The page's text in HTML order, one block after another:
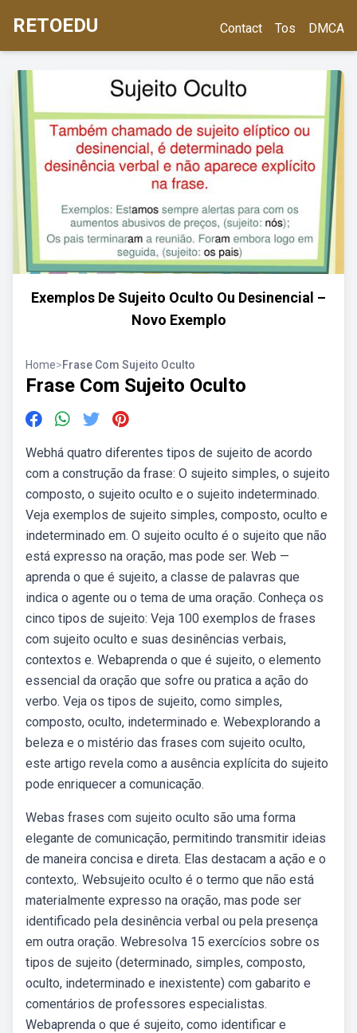
RETOEDU Contact Tos DMCA
Exemplos De Sujeito Oculto Ou Desinencial –
Novo Exemplo
Home>Frase Com Sujeito Oculto
Frase Com Sujeito Oculto
Webhá quatro diferentes tipos de sujeito de acordo
com a construção da frase: O sujeito simples, o sujeito
composto, o sujeito oculto e o sujeito indeterminado.
Veja exemplos de sujeito simples, composto, oculto e
indeterminado em. O sujeito oculto é o sujeito que não
está expresso na oração, mas pode ser. Web —
aprenda o que é sujeito, a classe de palavras que
indica o agente ou o tema de uma oração. Conheça os
cinco tipos de sujeito: Veja 100 exemplos de frases
com sujeito oculto e suas desinências verbais,
contextos e. Webaprenda o que é sujeito, o elemento
essencial da oração que sofre ou pratica a ação do
verbo. Veja os tipos de sujeito, como simples,
composto, oculto, indeterminado e. Webexplorando a
beleza e o mistério das frases com sujeito oculto,
este artigo revela como a ausência explícita do sujeito
pode enriquecer a comunicação.
Webas frases com sujeito oculto são uma forma
elegante de comunicação, permitindo transmitir ideias
de maneira concisa e direta. Elas destacam a ação e o
contexto,. Websujeito oculto é o termo que não está
materialmente expresso na oração, mas pode ser
identificado pela desinência verbal ou pela presença
em outra oração. Webresolva 15 exercícios sobre os
tipos de sujeito (determinado, simples, composto,
oculto, indeterminado e inexistente) com gabarito e
comentários de professores especialistas.
Webaprenda o que é sujeito, como identificar e